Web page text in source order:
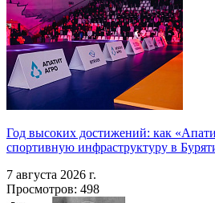
Год высоких достижений: как
спортивную инфраструктуру в
7 августа 2026 г.
Просмотров: 498